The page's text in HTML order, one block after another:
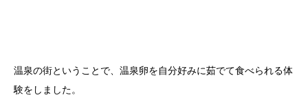
温泉の街ということで、温泉卵を自分好みに茹でて食べられる体
験をしました。